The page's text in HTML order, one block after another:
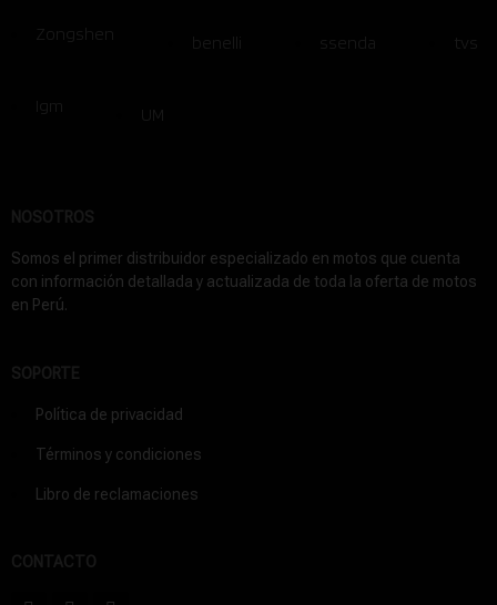
Somos el primer distribuidor especializado en motos que cuenta
con información detallada y actualizada de toda la oferta de motos
en Perú.
Política de privacidad
Términos y condiciones
Libro de reclamaciones